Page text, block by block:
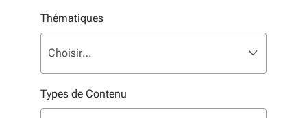
Thématiques
Choisir…
Types de Contenu